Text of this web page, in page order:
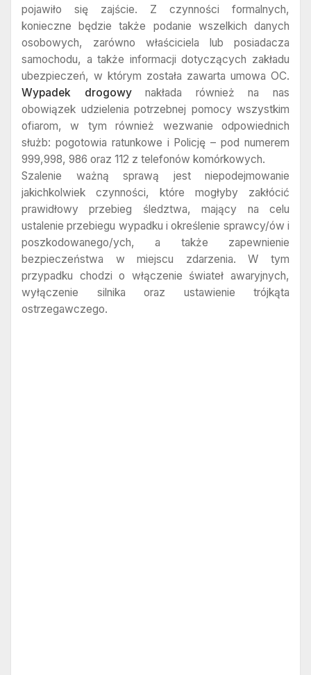
pojawiło się zajście. Z czynności formalnych,
konieczne będzie także podanie wszelkich danych
osobowych, zarówno właściciela lub posiadacza
samochodu, a także informacji dotyczących zakładu
ubezpieczeń, w którym została zawarta umowa OC.
Wypadek drogowynakłada również na nas
obowiązek udzielenia potrzebnej pomocy wszystkim
ofiarom, w tym również wezwanie odpowiednich
służb: pogotowia ratunkowe i Policję – pod numerem
999,998, 986 oraz 112 z telefonów komórkowych.
Szalenie ważną sprawą jest niepodejmowanie
jakichkolwiek czynności, które mogłyby zakłócić
prawidłowy przebieg śledztwa, mający na celu
ustalenie przebiegu wypadku i określenie sprawcy/ów i
poszkodowanego/ych, a także zapewnienie
bezpieczeństwa w miejscu zdarzenia. W tym
przypadku chodzi o włączenie świateł awaryjnych,
wyłączenie silnika oraz ustawienie trójkąta
ostrzegawczego.